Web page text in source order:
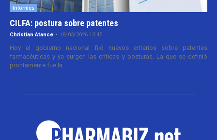
Informes
CILFA: postura sobre patentes
Christian Atance - 18/03/2026 15:45
Hoy el gobierno nacional fijó nuevos criterios sobre patentes
farmacéuticas y ya surgen las críticas y posturas. La que se definió
prontamente fue la...